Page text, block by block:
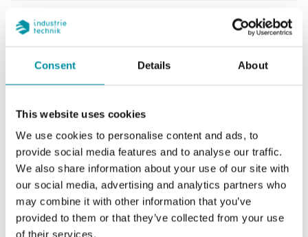
Consent Details About
This website uses cookies
We use cookies to personalise content and ads, to
provide social media features and to analyse our traffic.
We also share information about your use of our site with
our social media, advertising and analytics partners who
may combine it with other information that you’ve
provided to them or that they’ve collected from your use
of their services.
Temperatura del
fluido
Nipplo Ottone DZR CW511L
Coperchio
Tipo di valvola 3 Vie
Attuatore RVAN5